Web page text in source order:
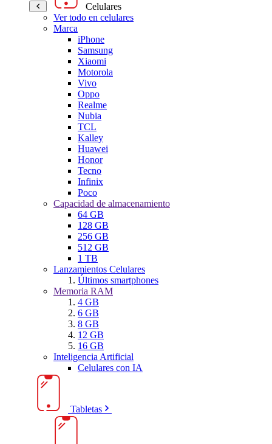
Celulares
Ver todo en celulares
Marca
iPhone
Samsung
Xiaomi
Motorola
Vivo
Oppo
Realme
Nubia
TCL
Kalley
Huawei
Honor
Tecno
Infinix
Poco
Capacidad de almacenamiento
64 GB
128 GB
256 GB
512 GB
1 TB
Lanzamientos Celulares
Últimos smartphones
Memoria RAM
4 GB
6 GB
8 GB
12 GB
16 GB
Inteligencia Artificial
Celulares con IA
Tabletas